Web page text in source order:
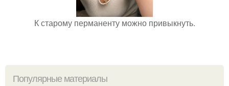
К старому перманенту можно привыкнуть.
Популярные материалы